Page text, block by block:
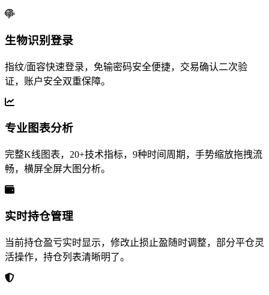
生物识别登录
指纹/面容快速登录，免输密码安全便捷，交易确认二次验
证，账户安全双重保障。
专业图表分析
完整K线图表，20+技术指标，9种时间周期，手势缩放拖拽流
畅，横屏全屏大图分析。
实时持仓管理
当前持仓盈亏实时显示，修改止损止盈随时调整，部分平仓灵
活操作，持仓列表清晰明了。